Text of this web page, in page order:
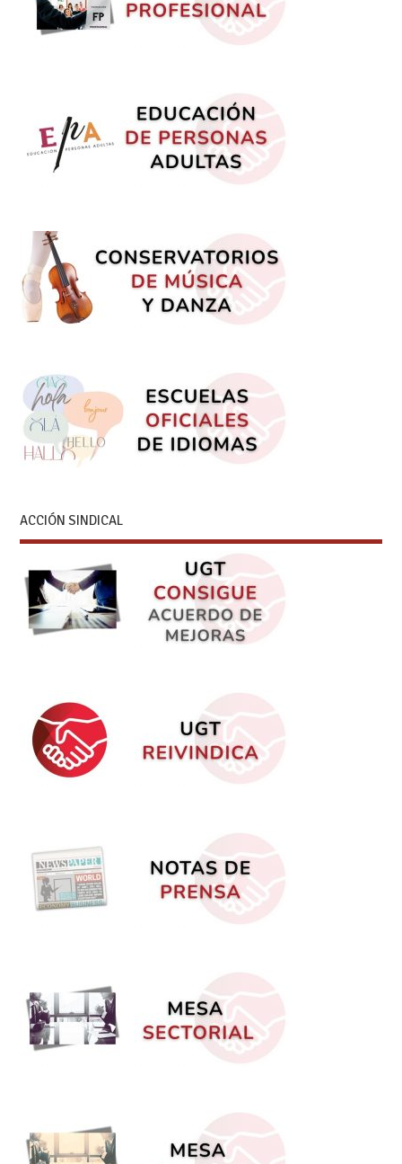
ACCIÓN SINDICAL